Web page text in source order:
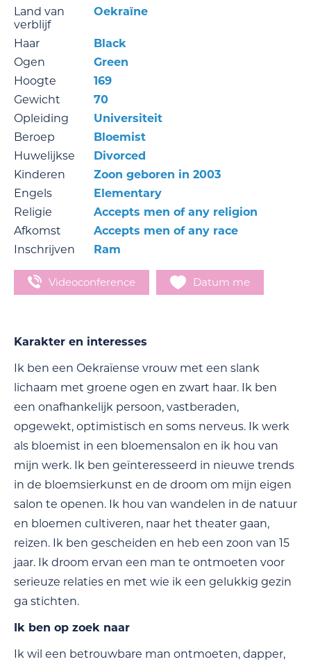
Land van
verblijf
Oekraïne
Haar
Black
Ogen
Green
Hoogte
169
Gewicht
70
Opleiding
Universiteit
Beroep
Bloemist
Huwelijkse
Divorced
Kinderen
Zoon geboren in 2003
Engels
Elementary
Religie
Accepts men of any religion
Afkomst
Accepts men of any race
Inschrijven
Ram
Videoconference Datum me
Karakter en interesses
Ik ben een Oekraïense vrouw met een slank
lichaam met groene ogen en zwart haar. Ik ben
een onafhankelijk persoon, vastberaden,
opgewekt, optimistisch en soms nerveus. Ik werk
als bloemist in een bloemensalon en ik hou van
mijn werk. Ik ben geïnteresseerd in nieuwe trends
in de bloemsierkunst en de droom om mijn eigen
salon te openen. Ik hou van wandelen in de natuur
en bloemen cultiveren, naar het theater gaan,
reizen. Ik ben gescheiden en heb een zoon van 15
jaar. Ik droom ervan een man te ontmoeten voor
serieuze relaties en met wie ik een gelukkig gezin
ga stichten.
Ik ben op zoek naar
Ik wil een betrouwbare man ontmoeten, dapper,